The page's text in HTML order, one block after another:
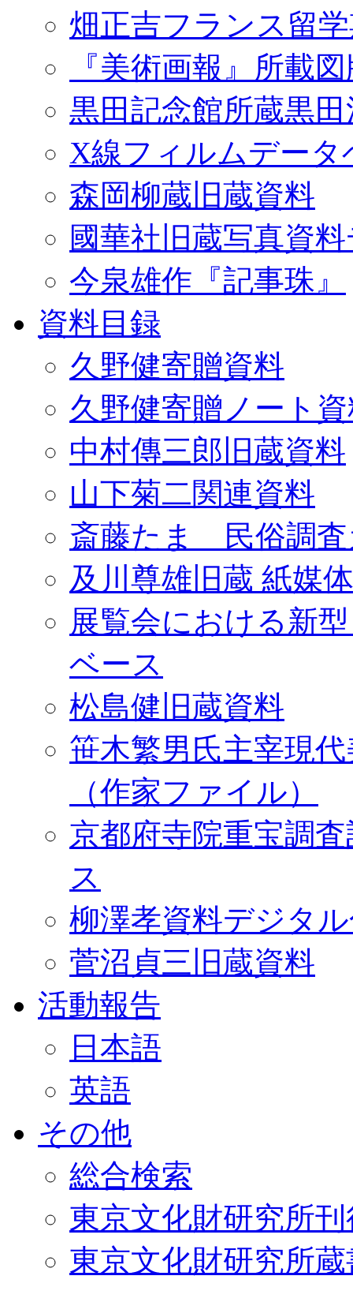
畑正吉フランス留
『美術画報』所載
黒田記念館所蔵黒
X線フィルムデータ
森岡柳蔵旧蔵資料
國華社旧蔵写真資
今泉雄作『記事珠』
資料目録
久野健寄贈資料
久野健寄贈ノート
中村傳三郎旧蔵資料
山下菊二関連資料
斎藤たま 民俗調査
及川尊雄旧蔵 紙媒
展覧会における新
ベース
松島健旧蔵資料
笹木繁男氏主宰現
（作家ファイル）
京都府寺院重宝調
ス
柳澤孝資料デジタ
菅沼貞三旧蔵資料
活動報告
日本語
英語
その他
総合検索
東京文化財研究所
東京文化財研究所